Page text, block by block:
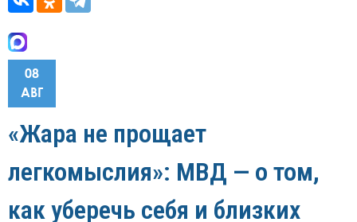
08
АВГ
«Жара не прощает
легкомыслия»: МВД — о том,
как уберечь себя и близких